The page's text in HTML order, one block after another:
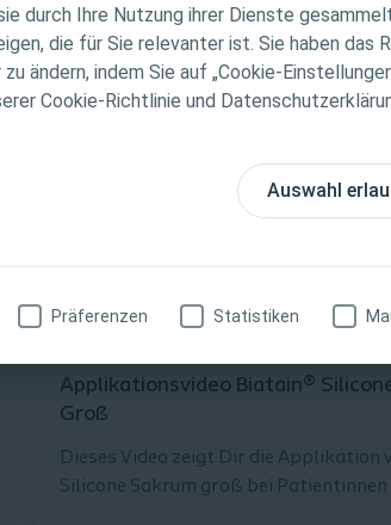
durch Ihre Nutzung ihrer Dienste
die für Sie relevanter ist. Sie haben das
ändern, indem Sie auf „Cookie-
Cookie-Richtlinie und
Auswahl
Präferenzen Statistiken
medizinischen Rat. Die
liegt beim medizinischen
zu den vorgestellten
Applikationsvideo Biatain®
Groß
Dieses Video zeigt Dir die Applikation
Silicone Sakrum groß bei Patientinnen